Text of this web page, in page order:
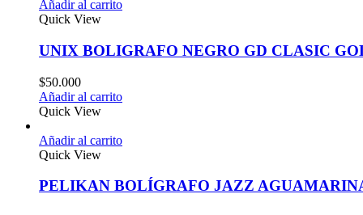
Añadir al carrito
Quick View
UNIX BOLIGRAFO NEGRO GD CLASIC
$50.000
Añadir al carrito
Quick View
Añadir al carrito
Quick View
PELIKAN BOLÍGRAFO JAZZ